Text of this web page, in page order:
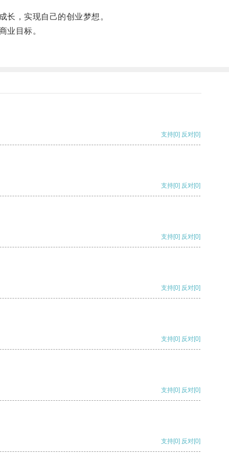
，实现自己的创业梦想。
业目标。
支持[0] 反对[0]
支持[0] 反对[0]
支持[0] 反对[0]
支持[0] 反对[0]
支持[0] 反对[0]
支持[0] 反对[0]
支持[0] 反对[0]